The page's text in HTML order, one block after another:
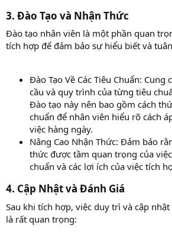
3. Đào Tạo và Nhận Thức​
Đào tạo nhân viên là một phần quan
tích hợp để đảm bảo sự hiểu biết và
Đào Tạo Về Các Tiêu Chuẩn: Cung
cầu và quy trình của từng tiêu
Đào tạo này nên bao gồm cách
chuẩn để nhân viên hiểu rõ cách
việc hàng ngày.
Nâng Cao Nhận Thức: Đảm bảo
thức được tầm quan trọng của
chuẩn và các lợi ích của việc tích
4. Cập Nhật và Đánh Giá​
Sau khi tích hợp, việc duy trì và cập
là rất quan trọng: